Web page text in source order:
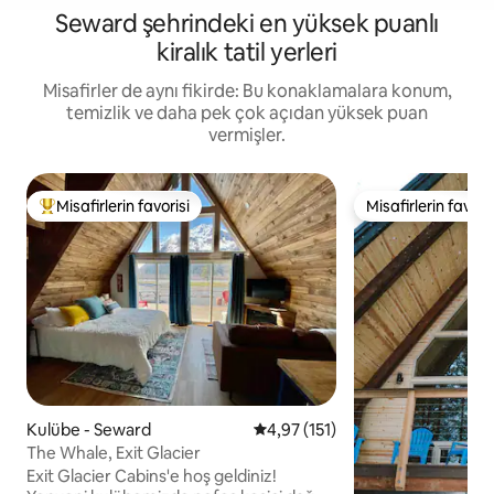
Seward şehrindeki en yüksek puanlı
kiralık tatil yerleri
Misafirler de aynı fikirde: Bu konaklamalara konum,
temizlik ve daha pek çok açıdan yüksek puan
vermişler.
Misafirlerin favorilerinden en beğenilenler arasında
Misafirlerin favorisi
Kulübe - Seward 5 üzerinden ortalama 4,97
4,97 (151)
The Whale, Exit Glacier
Exit Glacier Cabins'e hoş geldiniz!
Misafirlerin
Misafirlerin